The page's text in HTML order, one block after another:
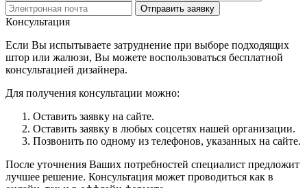
Отправить заявку
Консультация
Если Вы испытываете затруднение при выборе подходящих
штор или жалюзи, Вы можете воспользоваться бесплатной
консультацией дизайнера.
Для получения консультации можно:
Оставить заявку на сайте.
Оставить заявку в любых соцсетях нашей организации.
Позвонить по одному из телефонов, указанных на сайте.
После уточнения Ваших потребностей специалист предложит
лучшее решение. Консультация может проводиться как в